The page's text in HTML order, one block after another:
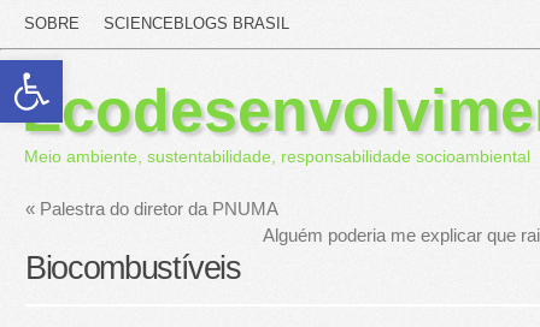
Abrir a barra de ferramentas
SOBRE SCIENCEBLOGS BRASIL
Meio ambiente, sustentabilidade, responsabilidade socioambiental
« Palestra do diretor da PNUMA
Alguém poderia me explicar que
Biocombustíveis